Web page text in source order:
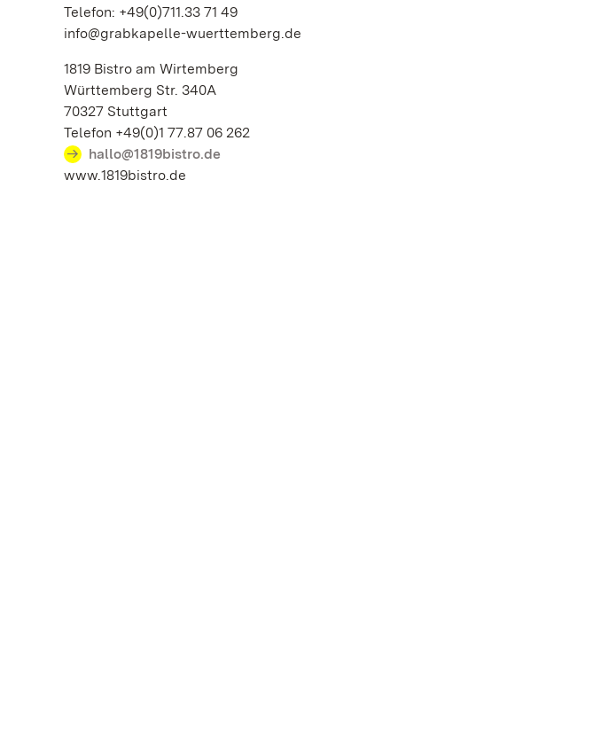
Telefon: +49(0)711.33 71 49
info@grabkapelle-wuerttemberg.de
1819 Bistro am Wirtemberg
Württemberg Str. 340A
70327 Stuttgart
Telefon +49(0)1 77.87 06 262
hallo@1819bistro.de
www.1819bistro.de